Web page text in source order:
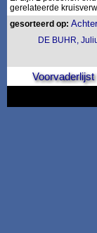
gerelateerde
gesorteerd op:
DE BUHR,
Voorvaderlijst